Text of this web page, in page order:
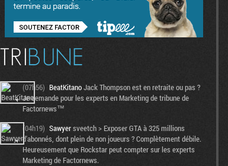
(07h56) BeatKitanoJack Thompson est en retraite ou pas ?
Je demande pour les experts en Marketing de tribune de
Factornews™
(04h19) Sawyersveetch > Exposer GTA à 325 millions
d'abonnés, dont plein de non joueurs ? Complètement débile.
Heureusement que Rockstar peut compter sur les experts
Marketing de Factornews.